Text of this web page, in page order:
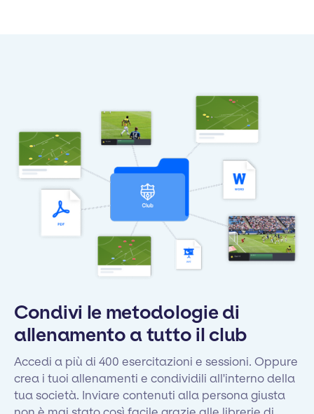
Condivi le metodologie di
allenamento a tutto il club
Accedi a più di 400 esercitazioni e sessioni. Oppure
crea i tuoi allenamenti e condividili all'interno della
tua società. Inviare contenuti alla persona giusta